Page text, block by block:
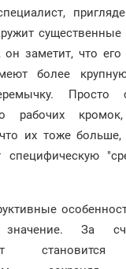
существенные
он заметит, что
более
Просто
рабочих
их тоже
специфическую
значение. За